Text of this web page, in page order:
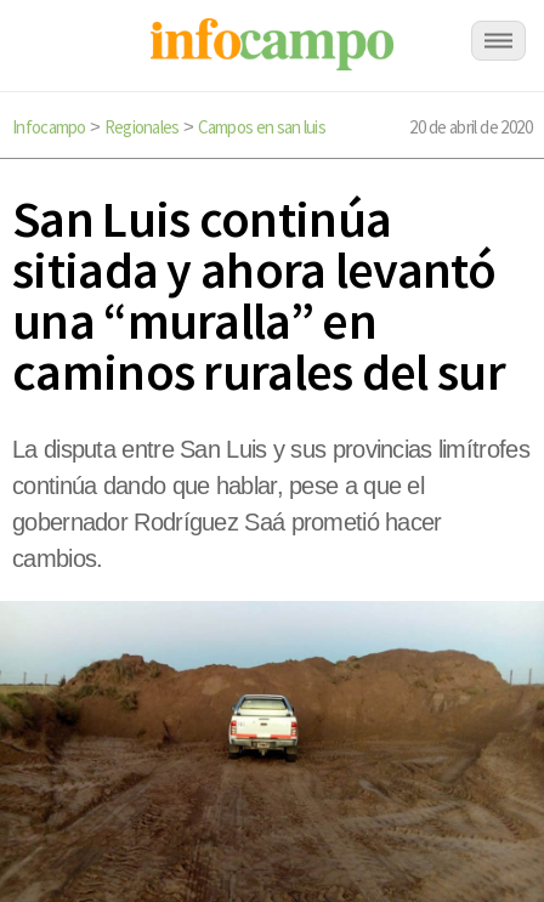
Infocampo > Regionales > Campos en san luis 20 de abril de 2020
San Luis continúa
sitiada y ahora levantó
una “muralla” en
caminos rurales del sur
La disputa entre San Luis y sus provincias limítrofes
continúa dando que hablar, pese a que el
gobernador Rodríguez Saá prometió hacer
cambios.